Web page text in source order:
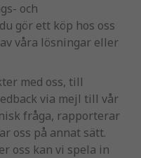
och
gör ett köp hos oss
våra lösningar eller
med oss, till
via mejl till vår
fråga, rapporterar
oss på annat sätt.
oss kan vi spela in